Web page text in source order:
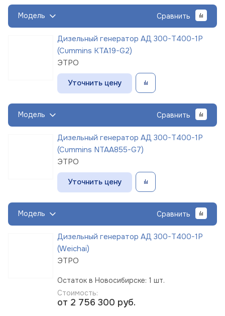
Модель Сравнить
Дизельный генератор АД 300-Т400-1Р
(Cummins KTA19-G2)
ЭТРО
Уточнить цену
Модель Сравнить
Дизельный генератор АД 300-Т400-1Р
(Cummins NTAA855-G7)
ЭТРО
Уточнить цену
Модель Сравнить
Дизельный генератор АД 300-Т400-1Р
(Weichai)
ЭТРО
Остаток в Новосибирске: 1 шт.
Стоимость:
от 2 756 300 руб.